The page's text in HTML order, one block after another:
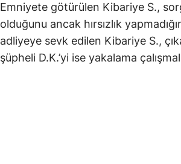
Emniyete götürülen Kibariye S.,
olduğunu ancak hırsızlık
adliyeye sevk edilen Kibariye S.,
şüpheli D.K.’yi ise yakalama